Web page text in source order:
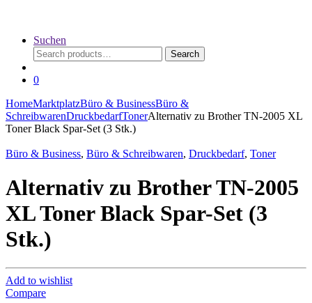
Suchen
Search
for:
Search
0
HomeMarktplatzBüro & BusinessBüro &
SchreibwarenDruckbedarfTonerAlternativ zu Brother TN-2005 XL
Toner Black Spar-Set (3 Stk.)
Büro & Business, Büro & Schreibwaren, Druckbedarf, Toner
Alternativ zu Brother TN-2005
XL Toner Black Spar-Set (3
Stk.)
Add to wishlist
Compare